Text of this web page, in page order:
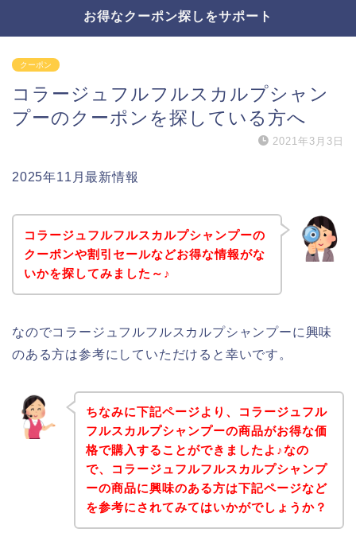
お得なクーポン探しをサポート
クーポン
コラージュフルフルスカルプシャン
プーのクーポンを探している方へ
2021年3月3日
2025年11月最新情報
コラージュフルフルスカルプシャンプーの
クーポンや割引セールなどお得な情報がな
いかを探してみました～♪
なのでコラージュフルフルスカルプシャンプーに興味
のある方は参考にしていただけると幸いです。
ちなみに下記ページより、コラージュフル
フルスカルプシャンプーの商品がお得な価
格で購入することができましたよ♪なの
で、コラージュフルフルスカルプシャンプ
ーの商品に興味のある方は下記ページなど
を参考にされてみてはいかがでしょうか？